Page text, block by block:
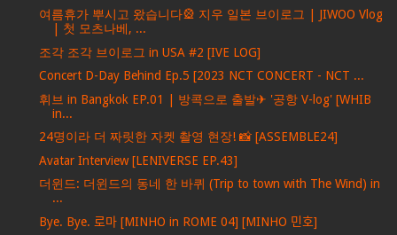
여름휴가 뿌시고 왔습니다🎡 지우 일본 브이로그 | JIWOO Vlog
| 첫 모츠나베, ...
조각 조각 브이로그 in USA #2 [IVE LOG]
Concert D-Day Behind Ep.5 [2023 NCT CONCERT - NCT ...
휘브 in Bangkok EP.01 | 방콕으로 출발✈ '공항 V-log' [WHIB
in...
24명이라 더 짜릿한 자켓 촬영 현장! 📸 [ASSEMBLE24]
Avatar Interview [LENIVERSE EP.43]
더윈드: 더윈드의 동네 한 바퀴 (Trip to town with The Wind) in
...
Bye. Bye. 로마 [MINHO in ROME 04] [MINHO 민호]